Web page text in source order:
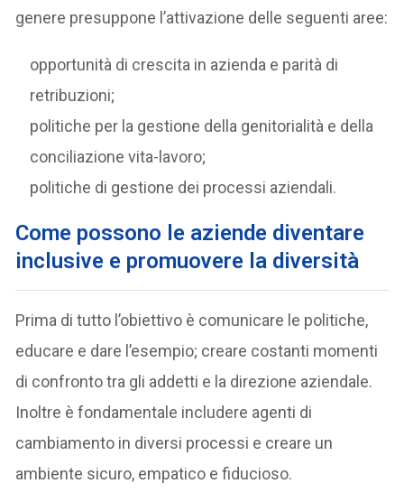
genere presuppone l’attivazione delle seguenti aree:
opportunità di crescita in azienda e parità di
retribuzioni;
politiche per la gestione della genitorialità e della
conciliazione vita-lavoro;
politiche di gestione dei processi aziendali.
Come possono le aziende diventare
inclusive e promuovere la diversità
Prima di tutto l’obiettivo è comunicare le politiche,
educare e dare l’esempio; creare costanti momenti
di confronto tra gli addetti e la direzione aziendale.
Inoltre è fondamentale includere agenti di
cambiamento in diversi processi e creare un
ambiente sicuro, empatico e fiducioso.